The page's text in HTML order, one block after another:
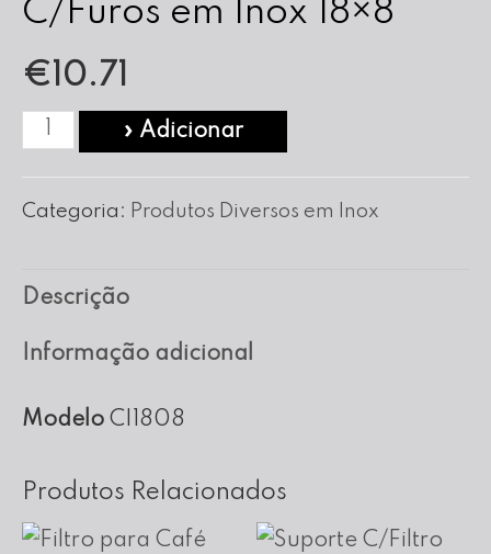
C/Furos em Inox 18×8
€10.71
Quantidade
Cincho
C/Furos
em
18x8
» Adicionar
Categoria: Produtos Diversos em Inox
Descrição
Informação adicional
Modelo CI1808
Produtos Relacionados